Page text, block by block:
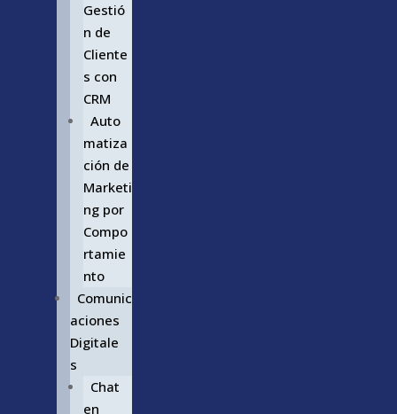
Gestió
n de
Cliente
s con
CRM
Auto
matiza
ción de
Marketi
ng por
Compo
rtamie
nto
Comunic
aciones
Digitale
s
Chat
en